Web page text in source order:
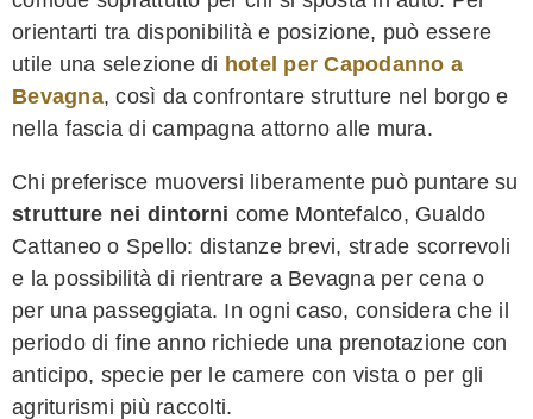
orientarti tra disponibilità e posizione, può essere
utile una selezione di hotel per Capodanno a
Bevagna, così da confrontare strutture nel borgo e
nella fascia di campagna attorno alle mura.
Chi preferisce muoversi liberamente può puntare su
strutture nei dintorni come Montefalco, Gualdo
Cattaneo o Spello: distanze brevi, strade scorrevoli
e la possibilità di rientrare a Bevagna per cena o
per una passeggiata. In ogni caso, considera che il
periodo di fine anno richiede una prenotazione con
anticipo, specie per le camere con vista o per gli
agriturismi più raccolti.